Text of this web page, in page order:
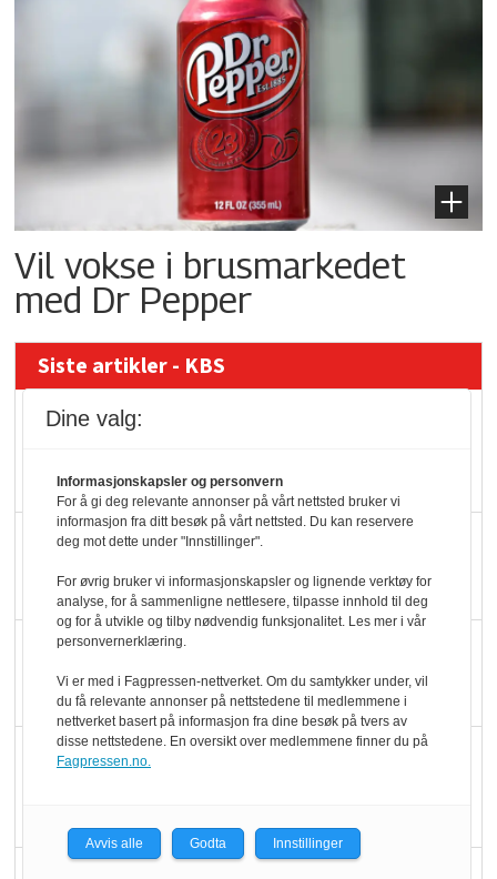
Vil vokse i brusmarkedet
med Dr Pepper
Siste artikler - KBS
velger ladestopp
Ti bensinstasjoner
legger ned hver måned
Potetball, kylling og 98
oktan
serveringstilbud
Dine valg:
Informasjonskapsler og personvern
For å gi deg relevante annonser på vårt nettsted bruker vi
informasjon fra ditt besøk på vårt nettsted. Du kan reservere
deg mot dette under "Innstillinger".
For øvrig bruker vi informasjonskapsler og lignende verktøy for
analyse, for å sammenligne nettlesere, tilpasse innhold til deg
og for å utvikle og tilby nødvendig funksjonalitet. Les mer i vår
personvernerklæring.
Vi er med i Fagpressen-nettverket. Om du samtykker under, vil
du få relevante annonser på nettstedene til medlemmene i
nettverket basert på informasjon fra dine besøk på tvers av
disse nettstedene. En oversikt over medlemmene finner du på
Fagpressen.no.
Avvis alle Godta Innstillinger